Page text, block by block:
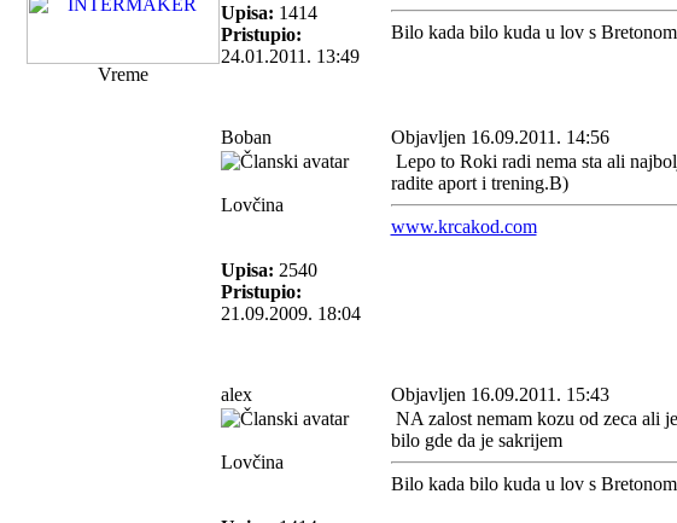
Vreme
Upisa: 1414
Pristupio:
24.01.2011. 13:49
Bilo kada bilo kuda u lov s
Boban Objavljen 16.09.2011. 14:56
Lovčina
Upisa: 2540
Pristupio:
21.09.2009. 18:04
Lepo to Roki radi nema sta ali
radite aport i trening.B)
www.krcakod.com
alex Objavljen 16.09.2011. 15:43
Lovčina
NA zalost nemam kozu od zeca ali
bilo gde da je sakrijem
Bilo kada bilo kuda u lov s